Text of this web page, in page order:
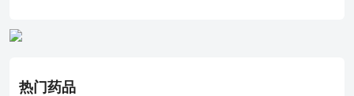
热门药品